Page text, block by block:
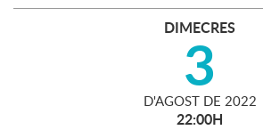
DIMECRES
3
D'AGOST DE 2022
22:00H